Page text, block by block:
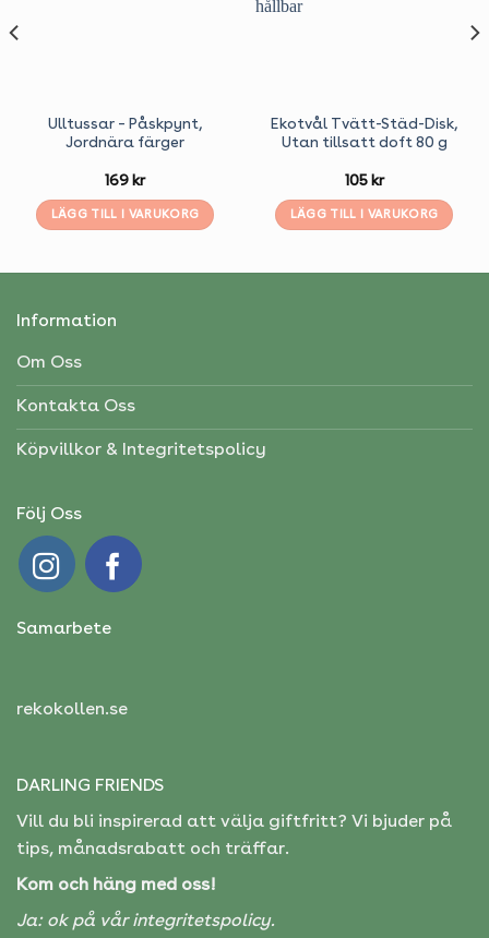
Ulltussar – Påskpynt,
Jordnära färger
169kr
LÄGG TILL I VARUKORG
Ekotvål Tvätt-Städ-Disk,
Utan tillsatt doft 80 g
105kr
LÄGG TILL I VARUKORG
Information
Om Oss
Kontakta Oss
Köpvillkor & Integritetspolicy
Följ Oss
Samarbete
rekokollen.se
DARLING FRIENDS
Vill du bli inspirerad att välja giftfritt? Vi bjuder på
tips, månadsrabatt och träffar.
Kom och häng med oss!
Ja: ok på vårintegritetspolicy.